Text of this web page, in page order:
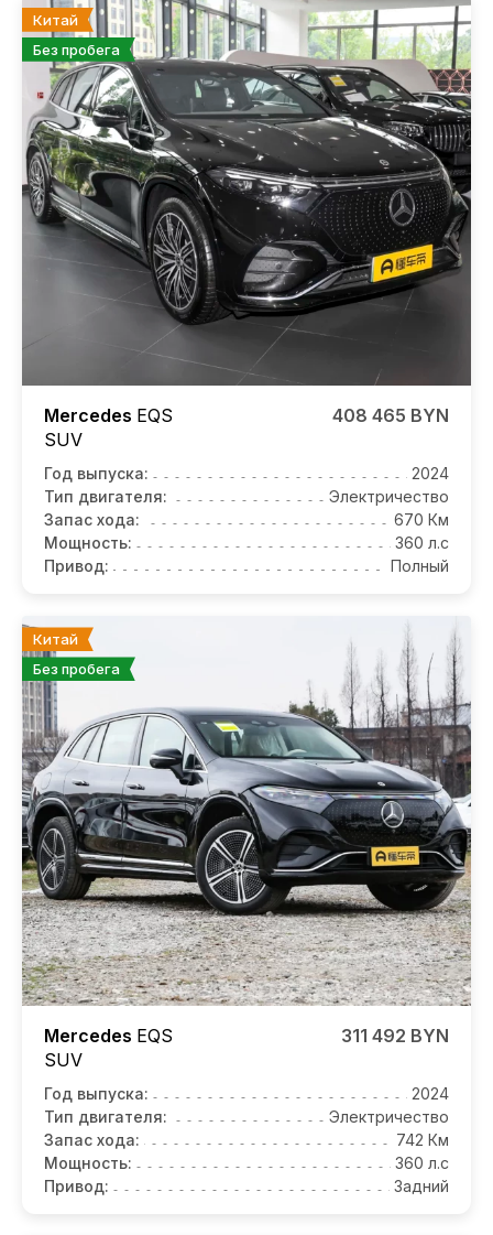
Китай
Без пробега
Mercedes EQS
SUV
408 465 BYN
Год выпуска:
2024
Тип двигателя:
Электричество
Запас хода:
670 Км
Мощность:
360 л.с
Привод:
Полный
Китай
Без пробега
Mercedes EQS
SUV
311 492 BYN
Год выпуска:
2024
Тип двигателя:
Электричество
Запас хода:
742 Км
Мощность:
360 л.с
Привод:
Задний